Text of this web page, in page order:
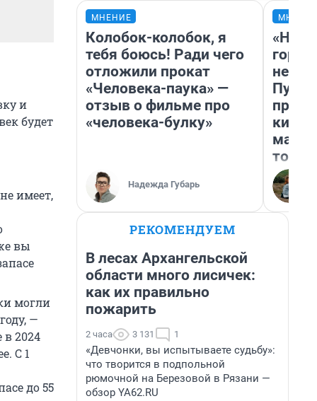
и
будет
имеет,
вы
могли
—
2024
С 1
до 55
МНЕНИЕ
Колобок-колобок, я
тебя боюсь! Ради чего
отложили прокат
«Человека-паука» —
отзыв о фильме про
«человека-булку»
Надежда Губарь
«Нет
того
РЕКОМЕНДУЕМ
В лесах Архангельской
области много лисичек:
как их правильно
пожарить
2 часа 3 131 1
«Девчонки, вы испытываете судьбу»:
что творится в подпольной
рюмочной на Березовой в Рязани —
обзор YA62.RU